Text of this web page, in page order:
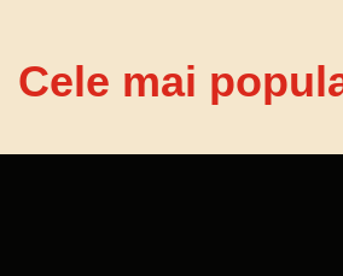
Cele mai